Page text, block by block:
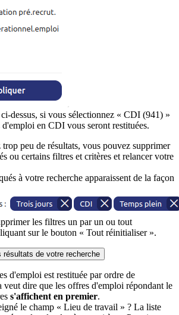
dessus, si vous sélectionnez « CDI (941) »
d'emploi en CDI vous seront restituées.
trop peu de résultats, vous pouvez supprimer
ou certains filtres et critères et relancer votre
à votre recherche apparaissent de la façon
les filtres un par un ou tout
sur le bouton « Tout réinitialiser ».
résultats de votre recherche
d'emploi est restituée par ordre de
veut dire que les offres d'emploi répondant le
s'affichent en premier.
le champ « Lieu de travail » ? La liste